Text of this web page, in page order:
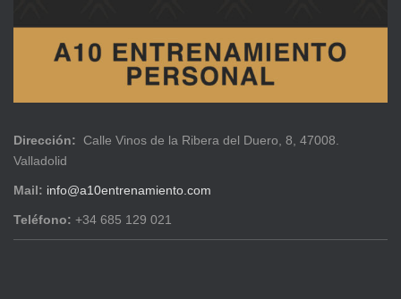
Dirección: Calle Vinos de la Ribera del Duero, 8, 47008.
Valladolid
Mail: info@a10entrenamiento.com
Teléfono: +34 685 129 021